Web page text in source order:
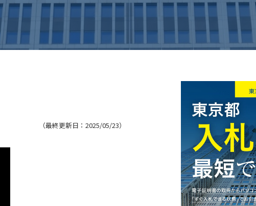
（最終更新日： 2025/05/23）